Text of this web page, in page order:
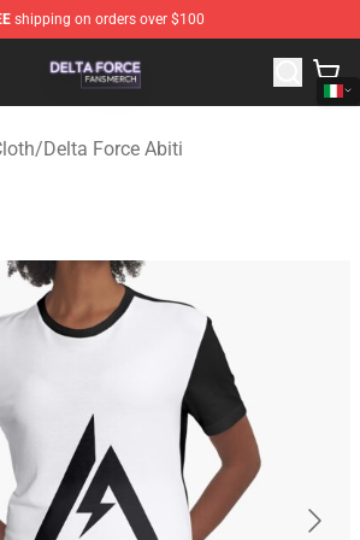
shipping on orders over $100
- Official Delta Force Merchandise
/Delta Force Abiti